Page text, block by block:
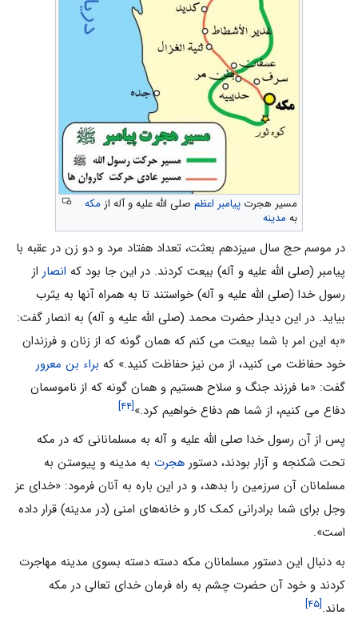
مسیر هجرت پیامبر اعظم صلی الله علیه و آله از مکه
به مدینه
در موسم حج سال سیزدهم بعثت، تعداد هفتاد مرد و دو زن در عقبه با
پیامبر (صلی الله علیه و آله) بیعت کردند. در این جا بود که انصار از
رسول خدا (صلی الله علیه و آله) خواستند تا به همراه آنها به یثرب
بیاید. در این دیدار حضرت محمد (صلی الله علیه و آله) به انصار گفت:
«به این امر با شما بیعت می کنم که همان گونه که از زنان و فرزندان
خود حفاظت می کنید، از من نیز حفاظت کنید.» که براء بن معرور
گفت: «ما فرزند جنگ و سلاح هستیم و همان گونه که از ناموسمان
دفاع می کنیم، از شما هم دفاع خواهیم کرد.»[۴۴]
پس از آن رسول خدا صلى الله علیه و آله به مسلمانانى که در مکه
تحت شکنجه و آزار بودند، دستور هجرت به مدینه و پیوستن به
مسلمانان آن سرزمین را بدهد، و در این باره به آنان فرمود: «خداى عز
وجل براى شما برادرانى کمک کار و خانه‌هاى امنى (در مدینه) قرار داده
است».
به دنبال این دستور مسلمانان مکه دسته دسته بسوى مدینه مهاجرت
کردند و خود آن حضرت چشم به راه فرمان خداى تعالى در مکه
ماند.[۴۵]